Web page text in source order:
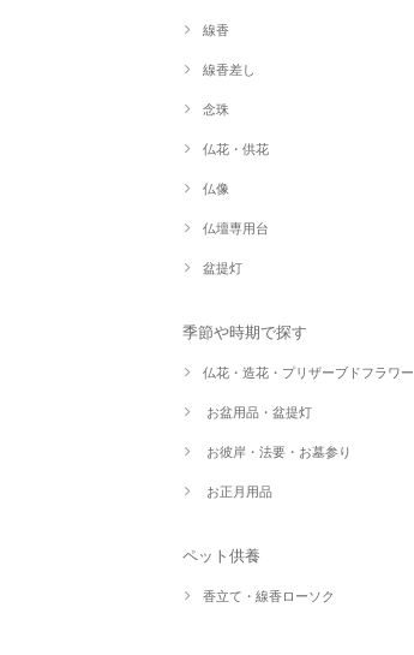
線香
線香差し
念珠
仏花・供花
仏像
仏壇専用台
盆提灯
季節や時期で探す
仏花・造花・プリザーブドフラワー
お盆用品・盆提灯
お彼岸・法要・お墓参り
お正月用品
ペット供養
香立て・線香ローソク